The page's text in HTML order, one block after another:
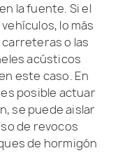
la fuente. Si el
lo más
o las
acústicos
este caso. En
posible actuar
se puede aislar
de revocos
de hormigón